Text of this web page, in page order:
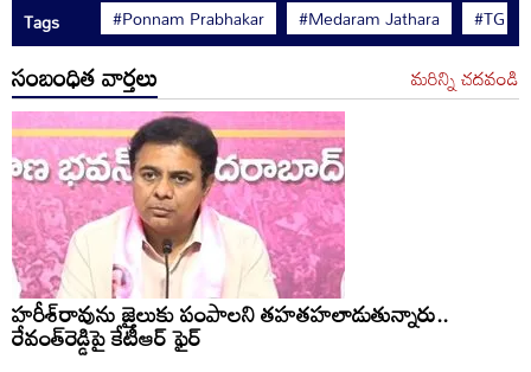
Tags #Ponnam Prabhakar #Medaram Jathara #TG
సంబంధిత వార్తలు మరిన్ని చదవండి
హరీశ్‌రావును జైలుకు పంపాలని తహతహలాడుతున్నారు..
రేవంత్‌రెడ్డిపై కేటీఆర్ ఫైర్